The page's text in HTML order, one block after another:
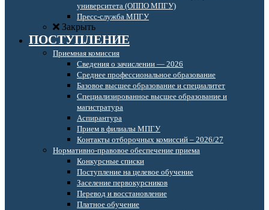
университета (ОППО МПГУ)
Пресс-служба МПГУ
Закрыть
ПОСТУПЛЕНИЕ
Приемная комиссия
Сведения о зачислении — 2026
Среднее профессиональное образование
Базовое высшее образование и специалитет
Специализированное высшее образование и
магистратура
Аспирантура
Прием в филиалы МПГУ
Контакты отборочных комиссий – 2026/27
Нормативно-правовое обеспечение приема
Конкурсные списки
Поступление на целевое обучение
Заселение первокурсников
Перевод и восстановление
Платное обучение